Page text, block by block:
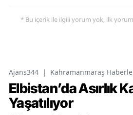
* Bu içerik ile ilgili yorum yok, ilk
Ajans344 | Kahramanmaraş
Elbistan’da Asırlık
Yaşatılıyor